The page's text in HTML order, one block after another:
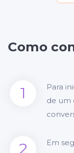
Como
1
Para
de um
2
Em